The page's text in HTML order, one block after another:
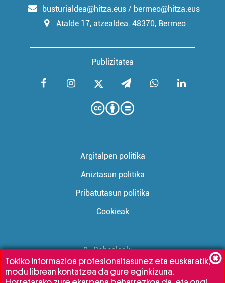
Publizitatea
busturialdea@hitza.eus / bermeo@hitza.eus
Atalde 17, atzealdea. 48370, Bermeo
Argitalpen politika
Aniztasun politika
Pribatutasun politika
Cookieak
Babesleak:
Tokiko informazioa profesionaltasunez eta euskaratik,
modu librean kontatzea da gure eginkizuna.